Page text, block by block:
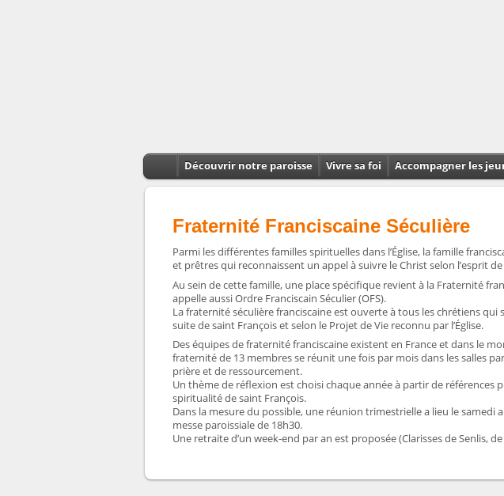
Découvrir notre paroisse Vivre sa foi Accompagner les
Fraternité Franciscaine Séculière
Parmi les différentes familles spirituelles dans l’Église, la famille
et prêtres qui reconnaissent un appel à suivre le Christ selon l’esprit de
Au sein de cette famille, une place spécifique revient à la Fraternité
appelle aussi Ordre Franciscain Séculier (OFS).
La fraternité séculière franciscaine est ouverte à tous les chrétiens qui
suite de saint François et selon le Projet de Vie reconnu par l’Église.
Des équipes de fraternité franciscaine existent en France et dans le
fraternité de 13 membres se réunit une fois par mois dans les salles
prière et de ressourcement.
Un thème de réflexion est choisi chaque année à partir de références
spiritualité de saint François.
Dans la mesure du possible, une réunion trimestrielle a lieu le samedi
messe paroissiale de 18h30.
Une retraite d’un week-end par an est proposée (Clarisses de Senlis,